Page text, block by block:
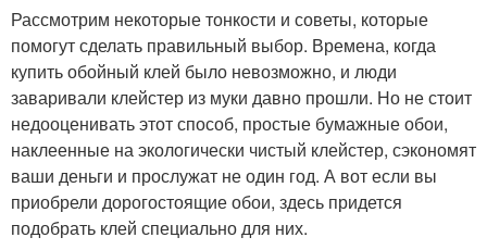
Рассмотрим некоторые тонкости и советы, которые
помогут сделать правильный выбор. Времена, когда
купить обойный клей было невозможно, и люди
заваривали клейстер из муки давно прошли. Но не стоит
недооценивать этот способ, простые бумажные обои,
наклеенные на экологически чистый клейстер, сэкономят
ваши деньги и прослужат не один год. А вот если вы
приобрели дорогостоящие обои, здесь придется
подобрать клей специально для них.